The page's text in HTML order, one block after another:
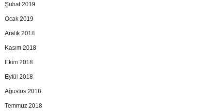
Şubat 2019
Ocak 2019
Aralık 2018
Kasım 2018
Ekim 2018
Eylül 2018
Ağustos 2018
Temmuz 2018